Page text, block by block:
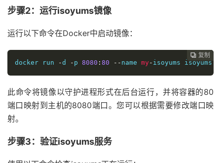
步骤2：运行isoyums镜像
运行以下命令在Docker中启动镜像：
 复制
 复制
 复制
 复制
 复制
 复制
docker run
-d - p 8080 : 80 -- name my- isoyums isoyums
此命令将镜像以守护进程形式在后台运行，并将容器的80
端口映射到主机的8080端口。您可以根据需要修改端口映
射。
步骤3：验证isoyums服务